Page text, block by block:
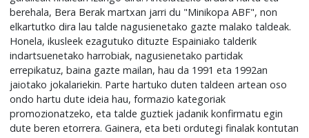
berehala, Bera Berak martxan jarri du "Minikopa ABF", non
elkartutko dira lau talde nagusienetako gazte malako taldeak.
Honela, ikusleek ezagutuko dituzte Espainiako talderik
indartsuenetako harrobiak, nagusienetako partidak
errepikatuz, baina gazte mailan, hau da 1991 eta 1992an
jaiotako jokalariekin. Parte hartuko duten taldeen artean oso
ondo hartu dute ideia hau, formazio kategoriak
promozionatzeko, eta talde guztiek jadanik konfirmatu egin
dute beren etorrera. Gainera, eta beti ordutegi finalak kontutan